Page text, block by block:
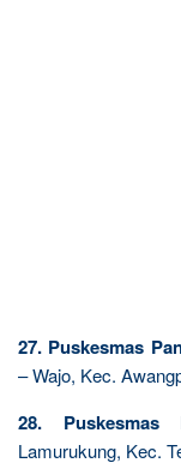
27. Puskesmas
– Wajo, Kec.
28. Puskesmas
Lamurukung, Kec.